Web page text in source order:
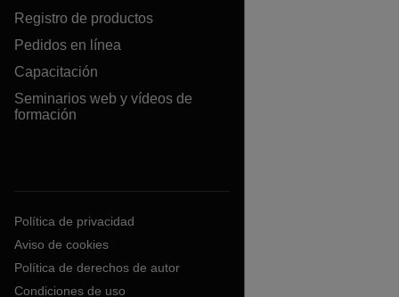
Registro de productos
Pedidos en línea
Capacitación
Seminarios web y vídeos de
formación
Política de privacidad
Aviso de cookies
Política de derechos de autor
Condiciones de uso